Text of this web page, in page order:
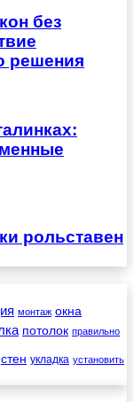
без
решения
рольставен
монтаж окна
потолок правильно
стен укладка установить